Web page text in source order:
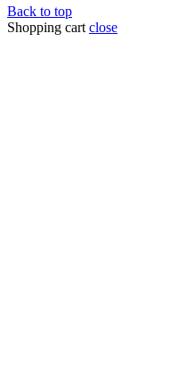
Back to top
Shopping cart close